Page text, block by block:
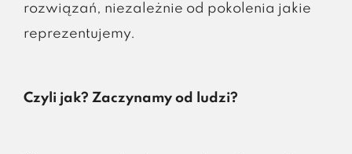
rozwiązań, niezależnie od pokolenia jakie
reprezentujemy.
Czyli jak? Zaczynamy od ludzi?